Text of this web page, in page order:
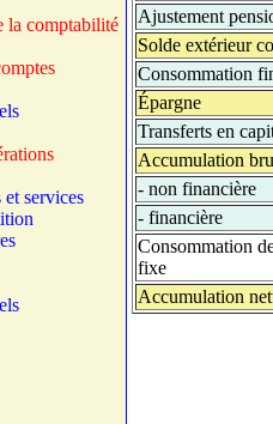
la comptabilité
services
Ajustement
Solde extérieur
Consommation
Épargne
Transferts en
Accumulation
- non financière
- financière
Consommation
fixe
Accumulation